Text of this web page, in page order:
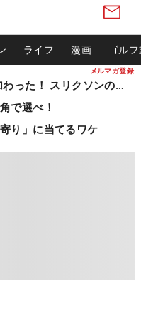
メルマガ登録
ライフ 漫画 ゴル
『4』が消え『R』が加わった！ スリクソンの新作
で選べ！
り」に当てるワケ